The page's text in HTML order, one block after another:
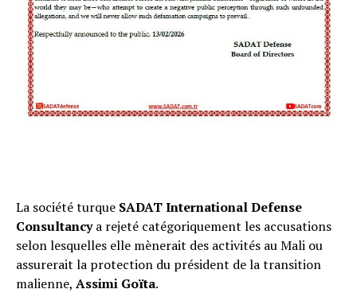
La société turque SADAT International Defense
Consultancya rejeté catégoriquement les accusations
selon lesquelles elle mènerait des activités au Mali ou
assurerait la protection du président de la transition
malienne, Assimi Goïta.